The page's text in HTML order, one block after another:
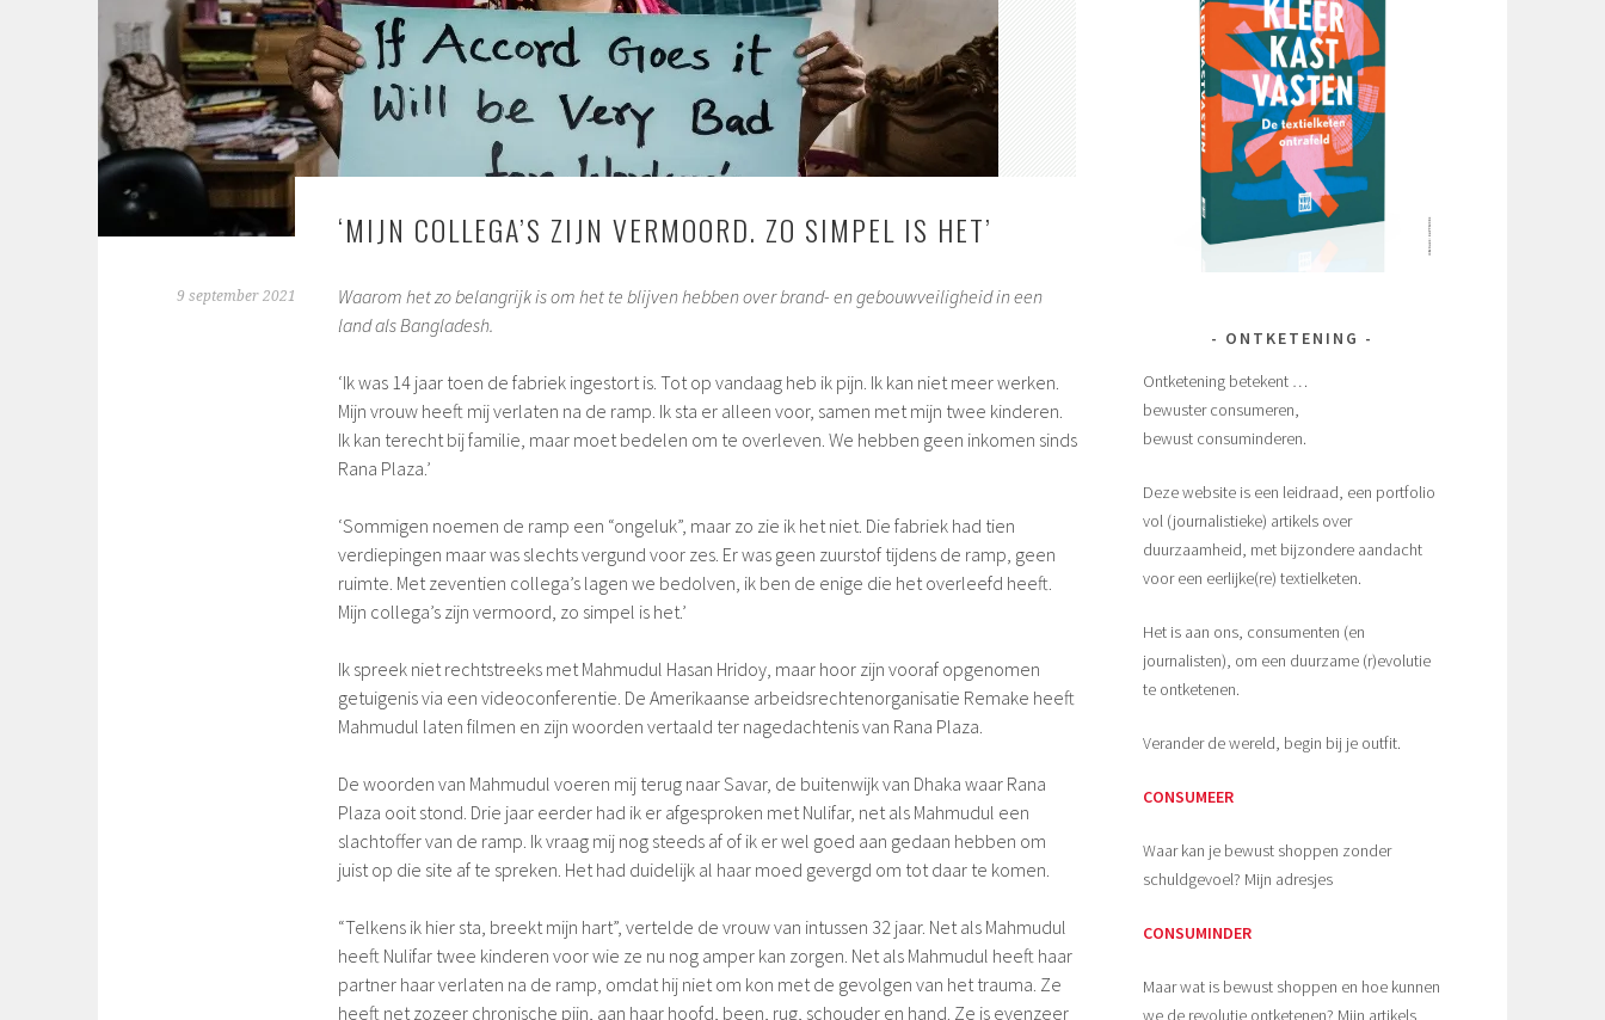
‘MIJN COLLEGA’S ZIJN VERMOORD. ZO SIMPEL IS HET’
9 september 2021
Waarom het zo belangrijk is om het te blijven hebben over brand- en gebouwveiligheid in een
land als Bangladesh.
‘Ik was 14 jaar toen de fabriek ingestort is. Tot op vandaag heb ik pijn. Ik kan niet meer werken.
Mijn vrouw heeft mij verlaten na de ramp. Ik sta er alleen voor, samen met mijn twee kinderen.
Ik kan terecht bij familie, maar moet bedelen om te overleven. We hebben geen inkomen sinds
Rana Plaza.’
‘Sommigen noemen de ramp een “ongeluk”, maar zo zie ik het niet. Die fabriek had tien
verdiepingen maar was slechts vergund voor zes. Er was geen zuurstof tijdens de ramp, geen
ruimte. Met zeventien collega’s lagen we bedolven, ik ben de enige die het overleefd heeft.
Mijn collega’s zijn vermoord, zo simpel is het.’
Ik spreek niet rechtstreeks met Mahmudul Hasan Hridoy, maar hoor zijn vooraf opgenomen
getuigenis via een videoconferentie. De Amerikaanse arbeidsrechtenorganisatie Remake heeft
Mahmudul laten filmen en zijn woorden vertaald ter nagedachtenis van Rana Plaza.
De woorden van Mahmudul voeren mij terug naar Savar, de buitenwijk van Dhaka waar Rana
Plaza ooit stond. Drie jaar eerder had ik er afgesproken met Nulifar, net als Mahmudul een
slachtoffer van de ramp. Ik vraag mij nog steeds af of ik er wel goed aan gedaan hebben om
juist op die site af te spreken. Het had duidelijk al haar moed gevergd om tot daar te komen.
“Telkens ik hier sta, breekt mijn hart”, vertelde de vrouw van intussen 32 jaar. Net als Mahmudul
heeft Nulifar twee kinderen voor wie ze nu nog amper kan zorgen. Net als Mahmudul heeft haar
partner haar verlaten na de ramp, omdat hij niet om kon met de gevolgen van het trauma. Ze
heeft net zozeer chronische pijn, aan haar hoofd, been, rug, schouder en hand. Ze is evenzeer
ONTKETENING
Ontketening betekent …
bewuster consumeren,
bewust consuminderen.
Deze website is een leidraad, een portfolio
vol (journalistieke) artikels over
duurzaamheid, met bijzondere aandacht
voor een eerlijke(re) textielketen.
Het is aan ons, consumenten (en
journalisten), om een duurzame (r)evolutie
te ontketenen.
Verander de wereld, begin bij je outfit.
CONSUMEER
Waar kan je bewust shoppen zonder
schuldgevoel? Mijn adresjes
CONSUMINDER
Maar wat is bewust shoppen en hoe kunnen
we de revolutie ontketenen? Mijn artikels